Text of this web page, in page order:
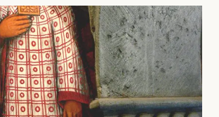
VERANSTALTUNGEN:
EINTAUCHEN
IN
DIE
WELT
DER
INDIGENEN
VÖLKER